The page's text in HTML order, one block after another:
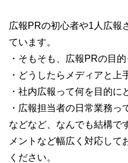
広報PRの初心者や1人広報
ています。
・そもそも、広報PRの目的
・どうしたらメディアと上
・社内広報って何を目的に
・広報担当者の日常業務っ
などなど、なんでも結構で
メントなど幅広く対応して
ください。